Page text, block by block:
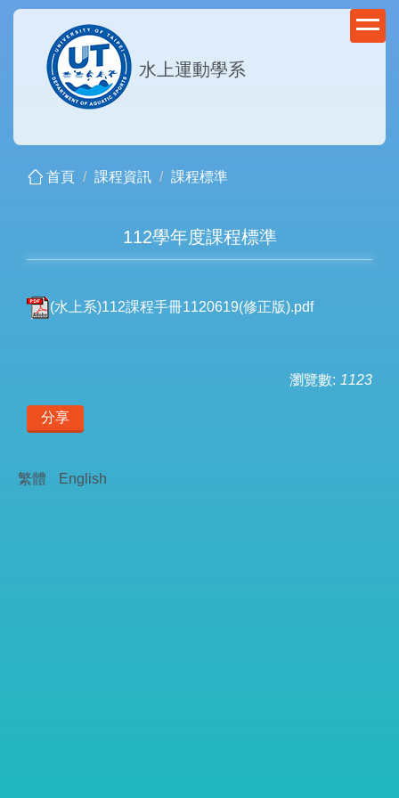
跳
區
水上運動學系
首頁 課程資訊 課程標準
112學年度課程標準
(水上系)112課程手冊1120619(修正版).pdf
瀏覽數: 1123
分享
繁體 English